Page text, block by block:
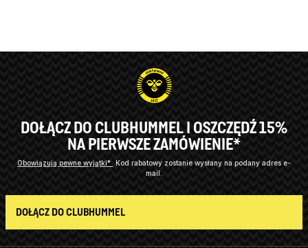
DOŁĄCZ DO CLUBHUMMEL I OSZCZĘDŹ 15%
NA PIERWSZE ZAMÓWIENIE*
Obowiązują pewne wyjątki* Kod rabatowy zostanie wysłany na podany adres e-
mail.
DOŁĄCZ DO CLUBHUMMEL